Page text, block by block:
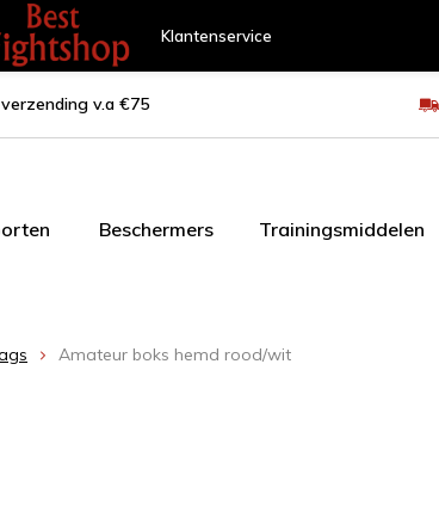
Klantenservice
verzending v.a €75
Beschermers Trainingsmiddelen
Amateur boks hemd rood/wit